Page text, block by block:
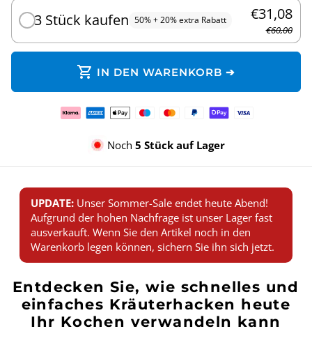
3 Stück kaufen 50% + 20% extra Rabatt €31,08
€60,00
shopping_cart IN DEN WARENKORB ➔
Zahlungsmethoden
Noch 5 Stück auf Lager
UPDATE: Unser Sommer-Sale endet heute Abend!
Aufgrund der hohen Nachfrage ist unser Lager fast
ausverkauft. Wenn Sie den Artikel noch in den
Warenkorb legen können, sichern Sie ihn sich jetzt.
Entdecken Sie, wie schnelles und
einfaches Kräuterhacken heute
Ihr Kochen verwandeln kann